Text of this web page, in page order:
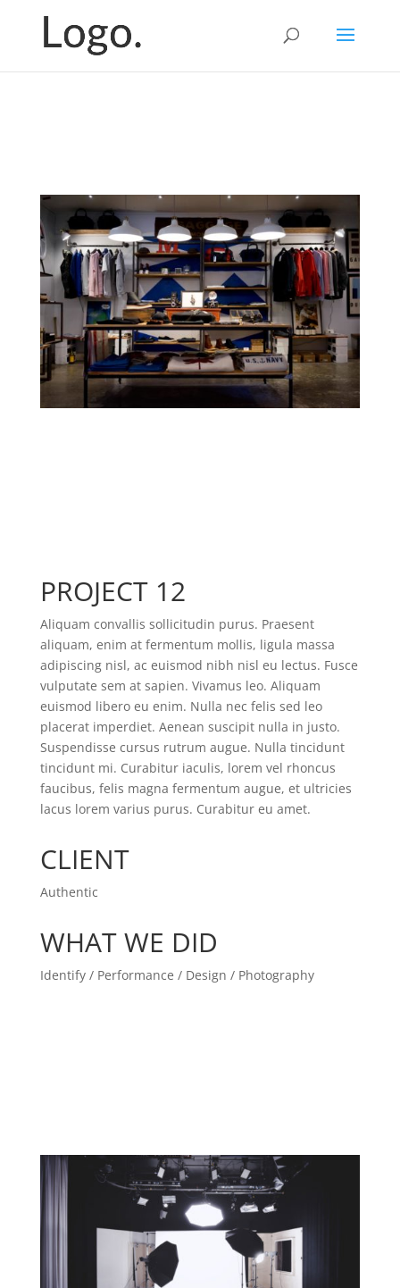
PROJECT 12
Aliquam convallis sollicitudin purus. Praesent
aliquam, enim at fermentum mollis, ligula massa
adipiscing nisl, ac euismod nibh nisl eu lectus. Fusce
vulputate sem at sapien. Vivamus leo. Aliquam
euismod libero eu enim. Nulla nec felis sed leo
placerat imperdiet. Aenean suscipit nulla in justo.
Suspendisse cursus rutrum augue. Nulla tincidunt
tincidunt mi. Curabitur iaculis, lorem vel rhoncus
faucibus, felis magna fermentum augue, et ultricies
lacus lorem varius purus. Curabitur eu amet.
CLIENT
Authentic
WHAT WE DID
Identify / Performance / Design / Photography